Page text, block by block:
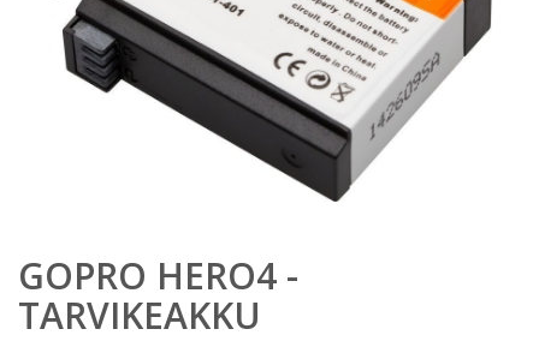
GOPRO HERO4 -
TARVIKEAKKU